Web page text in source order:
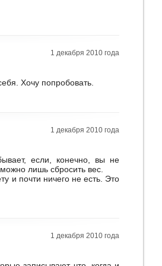
1 декабря 2010 года
Хочу попробовать.
1 декабря 2010 года
если, конечно, вы не
лишь сбросить вес.
и почти ничего не есть. Это
1 декабря 2010 года